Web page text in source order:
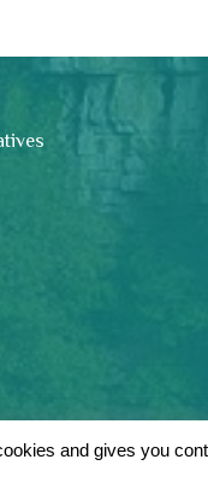
and gives you